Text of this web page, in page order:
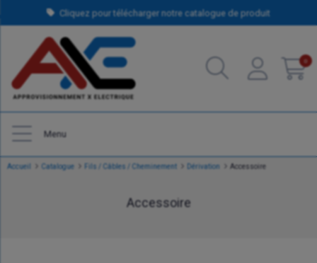
Cliquez pour télécharger notre catalogue de produit
0
Menu
Accueil Catalogue Fils / Câbles / Cheminement Dérivation Accessoire
Accessoire